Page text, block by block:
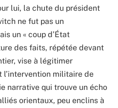
lui, la chute du président
ne fut pas un
un « coup d’État
des faits, répétée devant
vise à légitimer
l’intervention militaire de
narrative qui trouve un écho
orientaux, peu enclins à